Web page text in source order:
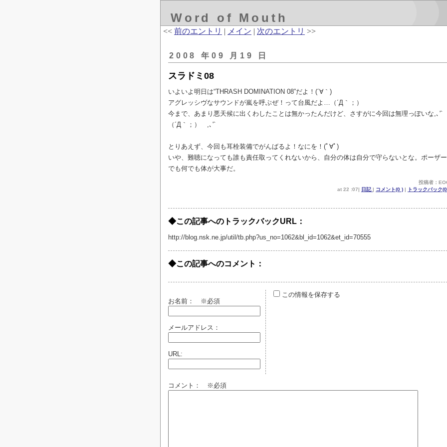
Word of Mouth
<< 前のエントリ | メイン | 次のエントリ >>
2008 年09 月19 日
スラドミ08
いよいよ明日は“THRASH DOMINATION 08”だよ！(´∀｀)
アグレッシヴなサウンドが嵐を呼ぶぜ！って台風だよ…（´Д｀；）
今まで、あまり悪天候に出くわしたことは無かったんだけど、さすがに今回は無理っぽいな,､'`
（´Д｀；） ,､'`
とりあえず、今回も耳栓装備でがんばるよ！なにを！(ﾟ∀ﾟ)
いや、難聴になっても誰も責任取ってくれないから、自分の体は自分で守らないとな。ポーザー
でも何でも体が大事だ。
投稿者：
at 22 :07| 日記| コメント(0 ) | トラックバック
◆この記事へのトラックバックURL：
http://blog.nsk.ne.jp/util/tb.php?us_no=1062&bl_id=1062&et_id=70555
◆この記事へのコメント：
お名前： ※必須
メールアドレス：
URL:
この情報を保存する
コメント： ※必須